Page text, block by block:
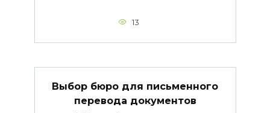
13
Выбор бюро для письменного
перевода документов